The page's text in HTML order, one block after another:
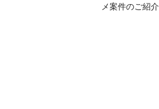
メ案件のご紹介